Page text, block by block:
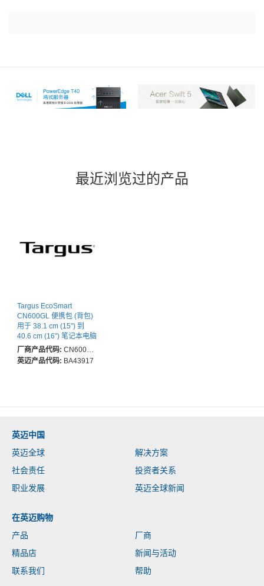
最近浏览过的产品
Targus EcoSmart
CN600GL 便携包 (背包)
用于 38.1 cm (15") 到
40.6 cm (16") 笔记本电脑
- 黑 - 防撞, 防刮, 防水, 耐
候, 抗冲击 - 涤纶, 布料, 塑
料 Body - 肩带, 手柄, 推
厂商产品代码: CN600GL-70
英迈产品代码: BA43917
英迈中国
英迈全球
解决方案
社会责任
投资者关系
职业发展
英迈全球新闻
在英迈购物
产品
厂商
精品店
新闻与活动
联系我们
帮助